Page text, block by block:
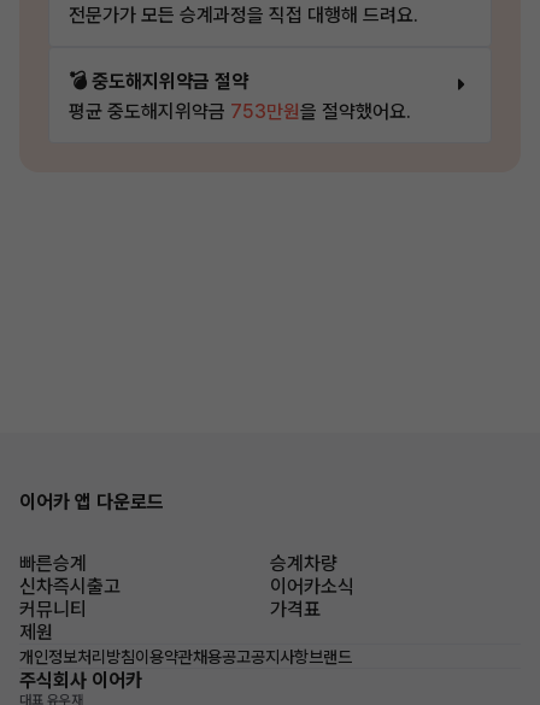
전문가가 모든 승계과정을 직접 대행해 드려요.
💣 중도해지위약금 절약
평균 중도해지위약금 753만원을 절약했어요.
이어카 앱 다운로드
빠른승계
승계차량
신차즉시출고
이어카소식
커뮤니티
가격표
제원
개인정보처리방침이용약관채용공고공지사항브랜드
주식회사 이어카
대표 유우재